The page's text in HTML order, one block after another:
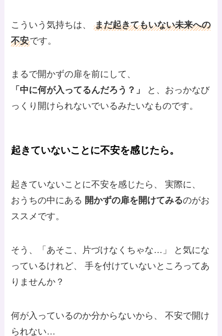
こういう気持ちは、まだ起きてもいない未来への
不安です。
まるで開かずの扉を前にして、
「中に何が入ってるんだろう？」
と、おっかなび
っくり開けられないでいるみたいなものです。
起きていないことに不安を感じたら。
起きていないことに不安を感じたら、 実際に、
おうちの中にある 開かずの扉を開けてみるのがお
ススメです。
そう、「あそこ、片づけなくちゃな…」 と気にな
っているけれど、 手を付けていないところってあ
りませんか？
何が入っているのか分からないから、 不安で開け
られない…